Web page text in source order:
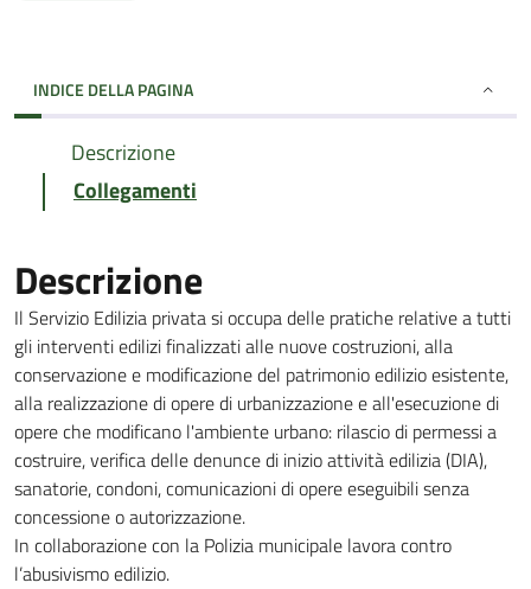
INDICE DELLA PAGINA
Descrizione
Collegamenti
Descrizione
Il Servizio Edilizia privata si occupa delle pratiche relative a tutti
gli interventi edilizi finalizzati alle nuove costruzioni, alla
conservazione e modificazione del patrimonio edilizio esistente,
alla realizzazione di opere di urbanizzazione e all'esecuzione di
opere che modificano l'ambiente urbano: rilascio di permessi a
costruire, verifica delle denunce di inizio attività edilizia (DIA),
sanatorie, condoni, comunicazioni di opere eseguibili senza
concessione o autorizzazione.
In collaborazione con la Polizia municipale lavora contro
l’abusivismo edilizio.